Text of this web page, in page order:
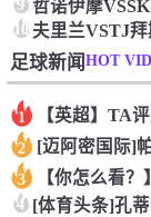
9 哲诺伊摩
10 夫里兰VSTJ拜
足球新闻HOT
1
2
3
4